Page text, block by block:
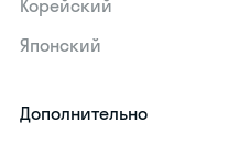
Корейский
Японский
Дополнительно